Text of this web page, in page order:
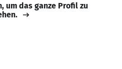
um das ganze Profil zu